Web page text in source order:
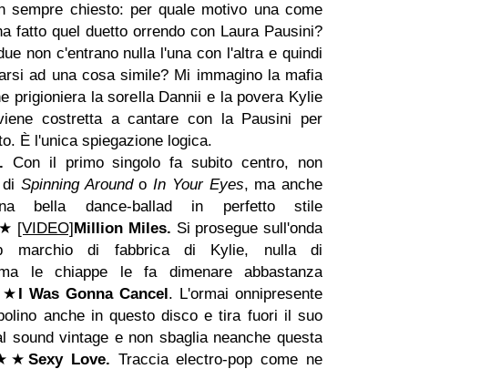
sempre chiesto: per quale motivo una come
fatto quel duetto orrendo con Laura Pausini?
non c'entrano nulla l'una con l'altra e quindi
ad una cosa simile? Mi immagino la mafia
prigioniera la sorella Dannii e la povera Kylie
costretta a cantare con la Pausini per
È l'unica spiegazione logica.
Con il primo singolo fa subito centro, non
Spinning AroundoIn Your Eyes, ma anche
bella dance-ballad in perfetto stile
★ [VIDEO]Million Miles. Si prosegue sull'onda
marchio di fabbrica di Kylie, nulla di
le chiappe le fa dimenare abbastanza
★ I Was Gonna Cancel. L'ormai onnipresente
anche in questo disco e tira fuori il suo
sound vintage e non sbaglia neanche questa
★ Sexy Love. Traccia electro-pop come ne